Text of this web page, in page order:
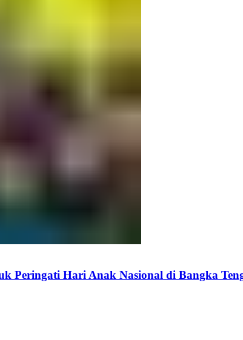
Peringati Hari Anak Nasional di Bangka